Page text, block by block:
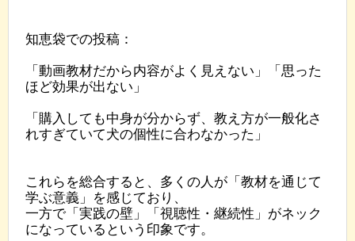
知恵袋での投稿：
「動画教材だから内容がよく見えない」「思った
ほど効果が出ない」
「購入しても中身が分からず、教え方が一般化さ
れすぎていて犬の個性に合わなかった」
これらを総合すると、多くの人が「教材を通じて
学ぶ意義」を感じており、
一方で「実践の壁」「視聴性・継続性」がネック
になっているという印象です。